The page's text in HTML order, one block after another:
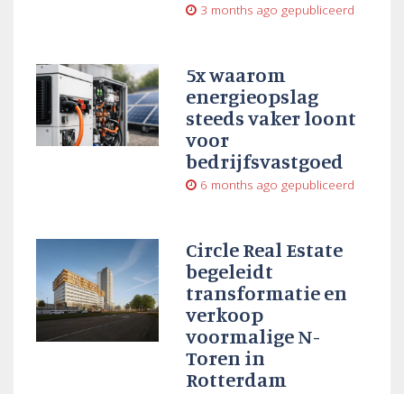
3 months ago gepubliceerd
5x waarom
energieopslag
steeds vaker loont
voor
bedrijfsvastgoed
6 months ago gepubliceerd
Circle Real Estate
begeleidt
transformatie en
verkoop
voormalige N-
Toren in
Rotterdam